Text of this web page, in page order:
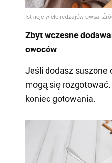
Zbyt wczesne
owoców
Jeśli dodasz suszone
mogą się
koniec gotowania.